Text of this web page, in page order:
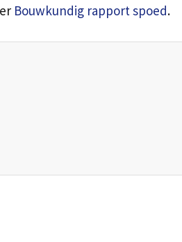
Bouwkundig rapport spoed.